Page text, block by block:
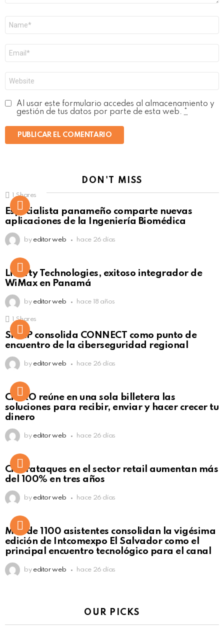
electrónico
*
Al usar este formulario accedes al almacenamiento y
gestión de tus datos por parte de esta web.
DON'T MISS
Click to view this post
Shares
Especialista panameño comparte nuevas
aplicaciones de la Ingeniería Biomédica
by editor web hace 26 días
Liberty Technologies, exitoso integrador de
WiMax en Panamá
by editor web hace 18 años
Click to view this post
Shares
SISAP consolida CONNECT como punto de
encuentro de la ciberseguridad regional
by editor web hace 26 días
Not Safe For Work
Click to view this post
CiNKO reúne en una sola billetera las
soluciones para recibir, enviar y hacer crecer tu
dinero
by editor web hace 26 días
Ciberataques en el sector retail aumentan más
del 100% en tres años
by editor web hace 26 días
Más de 1100 asistentes consolidan la vigésima
edición de Intcomexpo El Salvador como el
principal encuentro tecnológico para el canal
by editor web hace 26 días
OUR PICKS